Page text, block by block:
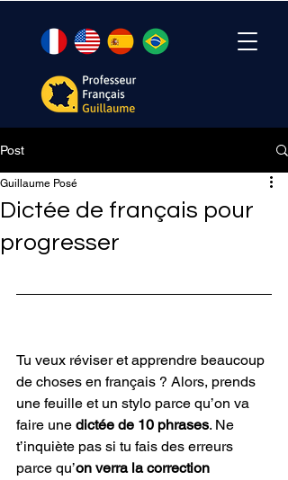
Post
Dictée de français pour
progresser
Guillaume Posé
Tu veux réviser et apprendre beaucoup
de choses en français ? Alors, prends
une feuille et un stylo parce qu’on va
faire une dictée de 10 phrases. Ne
t’inquiète pas si tu fais des erreurs
parce qu’on verra la correction